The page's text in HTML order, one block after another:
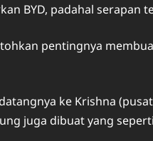
BYD, padahal serapan
pentingnya
ke Krishna
juga dibuat yang